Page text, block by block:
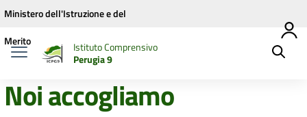
Vai ai contenuti
Vai al menu di navigazione
Vai al footer
Ministero dell'Istruzione e del
Merito
Istituto Comprensivo
Perugia 9
Noi accogliamo